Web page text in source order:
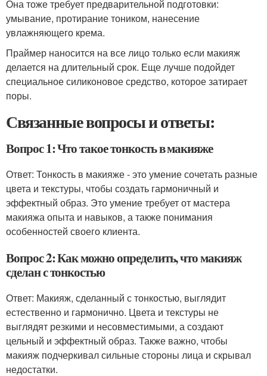
Она тоже требует предварительной подготовки:
умывание, протирание тоником, нанесение
увлажняющего крема.
Праймер наносится на все лицо только если макияж
делается на длительный срок. Еще лучше подойдет
специальное силиконовое средство, которое затирает
поры.
Связанные вопросы и ответы:
Вопрос 1: Что такое тонкость в макияже
Ответ: Тонкость в макияже - это умение сочетать разные
цвета и текстуры, чтобы создать гармоничный и
эффектный образ. Это умение требует от мастера
макияжа опыта и навыков, а также понимания
особенностей своего клиента.
Вопрос 2: Как можно определить, что макияж
сделан с тонкостью
Ответ: Макияж, сделанный с тонкостью, выглядит
естественно и гармонично. Цвета и текстуры не
выглядят резкими и несовместимыми, а создают
цельный и эффектный образ. Также важно, чтобы
макияж подчеркивал сильные стороны лица и скрывал
недостатки.